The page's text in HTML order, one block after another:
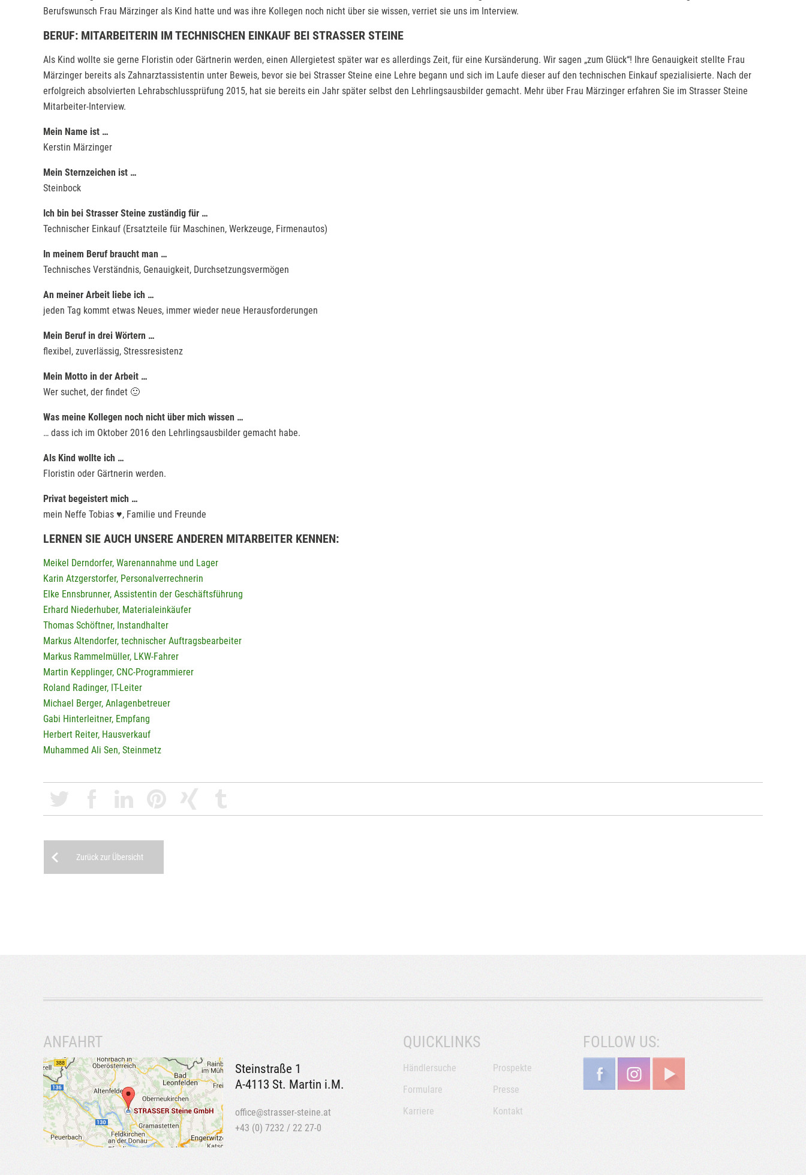
Berufswunsch Frau Märzinger als Kind hatte und was ihre Kollegen noch nicht über sie wissen, verriet sie uns im Interview.
BERUF: MITARBEITERIN IM TECHNISCHEN EINKAUF BEI STRASSER STEINE
Als Kind wollte sie gerne Floristin oder Gärtnerin werden, einen Allergietest später war es allerdings Zeit, für eine Kursänderung. Wir sagen „zum Glück“! Ihre Genauigkeit stellte Frau
Märzinger bereits als Zahnarztassistentin unter Beweis, bevor sie bei Strasser Steine eine Lehre begann und sich im Laufe dieser auf den technischen Einkauf spezialisierte. Nach der
erfolgreich absolvierten Lehrabschlussprüfung 2015, hat sie bereits ein Jahr später selbst den Lehrlingsausbilder gemacht. Mehr über Frau Märzinger erfahren Sie im Strasser Steine
Mitarbeiter-Interview.
Mein Name ist …
Kerstin Märzinger
Mein Sternzeichen ist …
Steinbock
Ich bin bei Strasser Steine zuständig für …
Technischer Einkauf (Ersatzteile für Maschinen, Werkzeuge, Firmenautos)
In meinem Beruf braucht man …
Technisches Verständnis, Genauigkeit, Durchsetzungsvermögen
An meiner Arbeit liebe ich …
jeden Tag kommt etwas Neues, immer wieder neue Herausforderungen
Mein Beruf in drei Wörtern …
flexibel, zuverlässig, Stressresistenz
Mein Motto in der Arbeit …
Wer suchet, der findet 🙂
Was meine Kollegen noch nicht über mich wissen …
… dass ich im Oktober 2016 den Lehrlingsausbilder gemacht habe.
Als Kind wollte ich …
Floristin oder Gärtnerin werden.
Privat begeistert mich …
mein Neffe Tobias ♥, Familie und Freunde
LERNEN SIE AUCH UNSERE ANDEREN MITARBEITER KENNEN:
Meikel Derndorfer, Warenannahme und Lager
Karin Atzgerstorfer, Personalverrechnerin
Elke Ennsbrunner, Assistentin der Geschäftsführung
Erhard Niederhuber, Materialeinkäufer
Thomas Schöftner, Instandhalter
Markus Altendorfer, technischer Auftragsbearbeiter
Markus Rammelmüller, LKW-Fahrer
Martin Kepplinger, CNC-Programmierer
Roland Radinger, IT-Leiter
Michael Berger, Anlagenbetreuer
Gabi Hinterleitner, Empfang
Herbert Reiter, Hausverkauf
Muhammed Ali Sen, Steinmetz
Zurück zur Übersicht
ANFAHRT
Steinstraße 1
A-4113 St. Martin i.M.
office@strasser-steine.at
+43 (0) 7232 / 22 27-0
QUICKLINKS
Händlersuche
Prospekte
Formulare
Presse
Karriere
Kontakt
FOLLOW US: